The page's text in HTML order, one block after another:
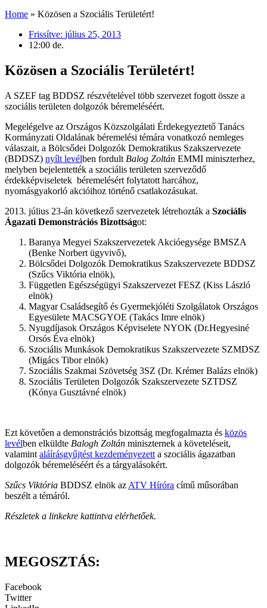
Home » Közösen a Szociális Területért!
Frissítve: július 25, 2013
12:00 de.
Közösen a Szociális Területért!
A SZEF tag BDDSZ részvételével több szervezet fogott össze a
szociális területen dolgozók béremeléséért.
Megelégelve az Országos Közszolgálati Érdekegyeztető Tanács
Kormányzati Oldalának béremelési témára vonatkozó nemleges
válaszait, a Bölcsődei Dolgozók Demokratikus Szakszervezete
(BDDSZ) nyílt levélben fordult Balog Zoltán EMMI miniszterhez,
melyben bejelentették a szociális területen szerveződő
érdekképviseletek béremelésért folytatott harcához,
nyomásgyakorló akcióihoz történő csatlakozásukat.
2013. július 23-án következő szervezetek létrehozták a Szociális
Ágazati Demonstrációs Bizottságot:
Baranya Megyei Szakszervezetek Akcióegysége BMSZA
(Benke Norbert ügyvivő),
Bölcsődei Dolgozók Demokratikus Szakszervezete BDDSZ
(Szűcs Viktória elnök),
Független Egészségügyi Szakszervezet FESZ (Kiss László
elnök)
Magyar Családsegítő és Gyermekjóléti Szolgálatok Országos
Egyesülete MACSGYOE (Takács Imre elnök)
Nyugdíjasok Országos Képviselete NYOK (Dr.Hegyesiné
Orsós Éva elnök)
Szociális Munkások Demokratikus Szakszervezete SZMDSZ
(Migács Tibor elnök)
Szociális Szakmai Szövetség 3SZ (Dr. Krémer Balázs elnök)
Szociális Területen Dolgozók Szakszervezete SZTDSZ
(Kónya Gusztávné elnök)
Ezt követően a demonstrációs bizottság megfogalmazta és közös
levélben elküldte Balogh Zoltán miniszternek a követeléseit,
valamint aláírásgyűjtést kezdeményezett a szociális ágazatban
dolgozók béremeléséért és a tárgyalásokért.
Szűcs Viktória BDDSZ elnök az ATV Híróra című műsorában
beszélt a témáról.
Részletek a linkekre kattintva elérhetőek.
MEGOSZTÁS:
Facebook
Twitter